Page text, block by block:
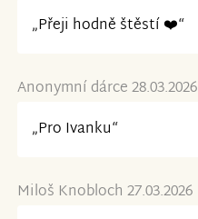
„Přeji hodně štěstí ❤️“
Anonymní dárce 28.03.2026
„Pro Ivanku“
Miloš Knobloch 27.03.2026